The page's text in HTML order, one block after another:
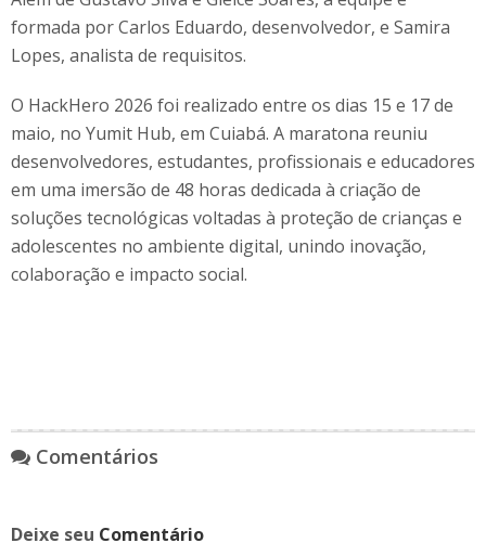
formada por Carlos Eduardo, desenvolvedor, e Samira
Lopes, analista de requisitos.
O HackHero 2026 foi realizado entre os dias 15 e 17 de
maio, no Yumit Hub, em Cuiabá. A maratona reuniu
desenvolvedores, estudantes, profissionais e educadores
em uma imersão de 48 horas dedicada à criação de
soluções tecnológicas voltadas à proteção de crianças e
adolescentes no ambiente digital, unindo inovação,
colaboração e impacto social.
Comentários
Deixe seu Comentário